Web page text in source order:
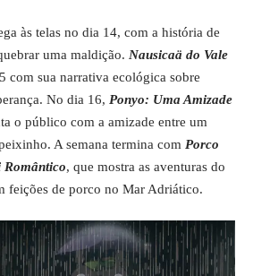
às telas no dia 14, com a história de
uma maldição. Nausicaä do Vale
com sua narrativa ecológica sobre
No dia 16, Ponyo: Uma Amizade
o público com a amizade entre um
A semana termina com Porco
, que mostra as aventuras do
feições de porco no Mar Adriático.